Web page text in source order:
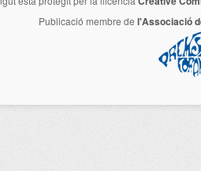
Publicació membre de l'Associació